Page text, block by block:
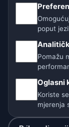
🇨🇿
poput
Pomažu
Oglasni
Koriste
mjerenja